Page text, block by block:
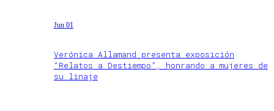
Jun 01
Verónica Allamand presenta exposición
“Relatos a Destiempo”, honrando a mujeres de
su linaje